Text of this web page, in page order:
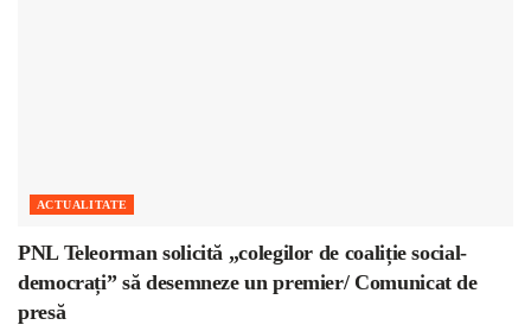
ACTUALITATE
PNL Teleorman solicită „colegilor de coaliție social-
democrați” să desemneze un premier/ Comunicat de
presă